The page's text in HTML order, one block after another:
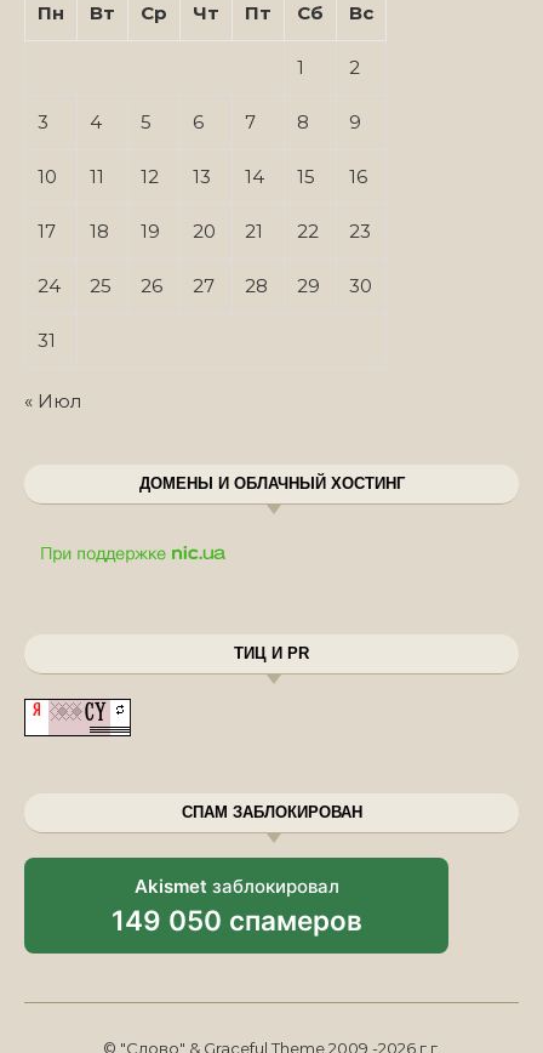
Пн
Вт Ср Чт Пт Сб Вс
1 2
3 4 5 6 7 8 9
10 11 12 13 14 15 16
17 18 19 20 21 22 23
24 25 26 27 28 29 30
31
« Июл
ДОМЕНЫ И ОБЛАЧНЫЙ ХОСТИНГ
ТИЦ И PR
СПАМ ЗАБЛОКИРОВАН
Akismet заблокировал
149 050 спамеров
© "Слово" & Graceful Theme 2009 -2026 г.г.